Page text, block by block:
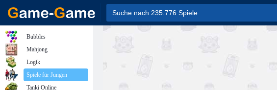
Bubbles
Mahjong
Logik
Spiele für Jungen
Tanki Online